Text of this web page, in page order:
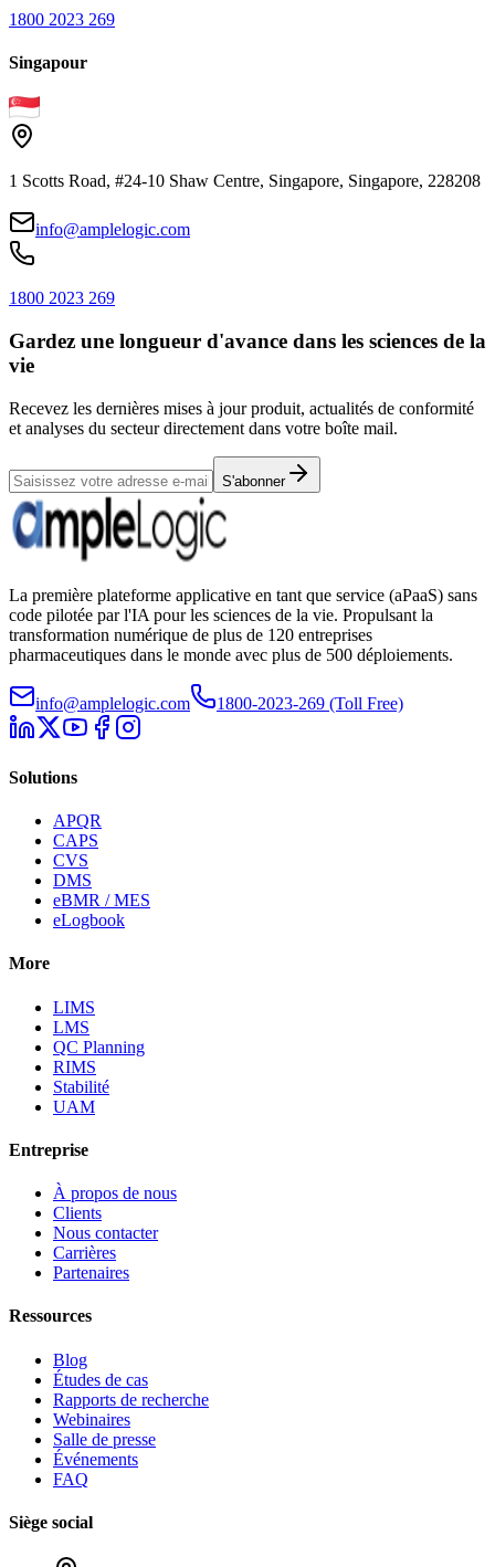
1800 2023 269
Singapour
1 Scotts Road, #24-10 Shaw Centre, Singapore, Singapore, 228208
info@amplelogic.com
1800 2023 269
Gardez une longueur d'avance dans les sciences de la
vie
Recevez les dernières mises à jour produit, actualités de conformité
et analyses du secteur directement dans votre boîte mail.
S'abonner
La première plateforme applicative en tant que service (aPaaS) sans
code pilotée par l'IA pour les sciences de la vie. Propulsant la
transformation numérique de plus de 120 entreprises
pharmaceutiques dans le monde avec plus de 500 déploiements.
info@amplelogic.com 1800-2023-269 (Toll Free)
Solutions
APQR
CAPS
CVS
DMS
eBMR / MES
eLogbook
More
LIMS
LMS
QC Planning
RIMS
Stabilité
UAM
Entreprise
À propos de nous
Clients
Nous contacter
Carrières
Partenaires
Ressources
Blog
Études de cas
Rapports de recherche
Webinaires
Salle de presse
Événements
FAQ
Siège social